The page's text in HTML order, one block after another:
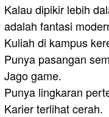
Kalau dipikir lebih
adalah fantasi
Kuliah di kampus
Punya pasangan
Jago game.
Punya lingkaran
Karier terlihat cerah.